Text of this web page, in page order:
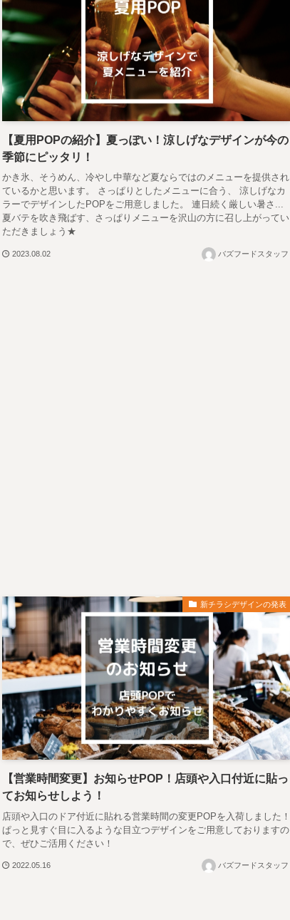
【夏用POPの紹介】夏っぽい！涼しげなデザインが今の
季節にピッタリ！
かき氷、そうめん、冷やし中華など夏ならではのメニューを提供され
ているかと思います。 さっぱりとしたメニューに合う、 涼しげなカ
ラーでデザインしたPOPをご用意しました。 連日続く厳しい暑さ...
夏バテを吹き飛ばす、さっぱりメニューを沢山の方に召し上がってい
ただきましょう★
2023.08.02 バズフードスタッフ
新チラシデザインの発表
【営業時間変更】お知らせPOP！店頭や入口付近に貼っ
てお知らせしよう！
店頭や入口のドア付近に貼れる営業時間の変更POPを入荷しました！
ぱっと見すぐ目に入るような目立つデザインをご用意しておりますの
で、ぜひご活用ください！
2022.05.16 バズフードスタッフ